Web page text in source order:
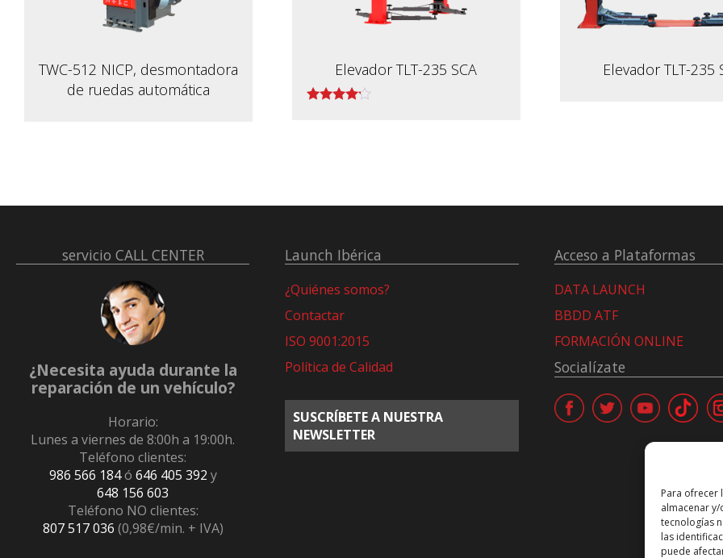
Para ofrecer
almacenar
tecnologías
las
puede
TWC-512 NICP, desmontadora
de ruedas automática
Elevador TLT-235 SCA Elevador TLT-235
servicio CALL CENTER
¿Necesita ayuda durante la
reparación de un vehículo?
Horario:
Lunes a viernes de 8:00h a 19:00h.
Teléfono clientes:
986 566 184ó 646 405 392 y
648 156 603
Teléfono NO clientes:
807 517 036 (0,98€/min. + IVA)
Launch Ibérica
¿Quiénes somos?
Contactar
ISO 9001:2015
Política de Calidad
SUSCRÍBETE A NUESTRA
NEWSLETTER
Acceso a Plataformas
DATA LAUNCH
BBDD ATF
FORMACIÓN ONLINE
Socialízate